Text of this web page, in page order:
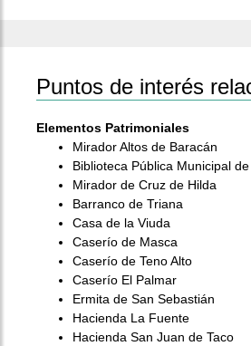
Puntos de interés
Elementos Patrimoniales
Mirador Altos de Baracán
Biblioteca Pública Municipal
Mirador de Cruz de Hilda
Barranco de Triana
Casa de la Viuda
Caserío de Masca
Caserío de Teno Alto
Caserío El Palmar
Ermita de San Sebastián
Hacienda La Fuente
Hacienda San Juan de Taco